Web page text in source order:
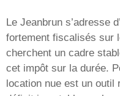
Le Jeanbrun s’adresse
fortement fiscalisés sur
cherchent un cadre
cet impôt sur la durée.
location nue est un outil